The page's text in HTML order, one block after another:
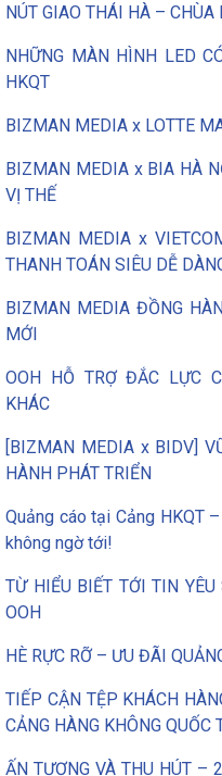
NÚT GIAO THÁI HÀ – CHÙA
NHỮNG MÀN HÌNH LED
HKQT
BIZMAN MEDIA x LOTTE
BIZMAN MEDIA x BIA HÀ
VỊ THẾ
BIZMAN MEDIA x
THANH TOÁN SIÊU DỄ
BIZMAN MEDIA ĐỒNG
MỚI
OOH HỖ TRỢ ĐẮC LỰC
KHÁC
[BIZMAN MEDIA x BIDV]
HÀNH PHÁT TRIỂN
Quảng cáo tại Cảng HKQT
không ngờ tới!
TỪ HIỂU BIẾT TỚI TIN
OOH
HÈ RỰC RỠ – ƯU ĐÃI
TIẾP CẬN TỆP KHÁCH
CẢNG HÀNG KHÔNG
ẤN TƯỢNG VÀ THU HÚT –